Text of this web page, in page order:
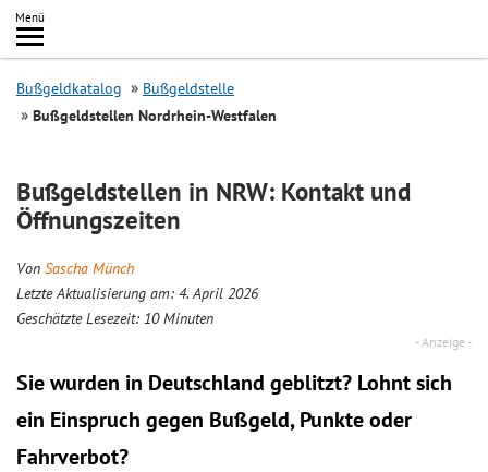
Inhalt
springen
Menü
Search
Bußgeldkatalog
Bußgeldstelle
Bußgeldstellen Nordrhein-Westfalen
Bußgeldstellen in NRW: Kontakt und
Öffnungszeiten
Von Sascha Münch
Letzte Aktualisierung am: 4. April 2026
Geschätzte Lesezeit: 10 Minuten
Sie wurden in Deutschland geblitzt? Lohnt sich
ein Einspruch gegen Bußgeld, Punkte oder
Fahrverbot?